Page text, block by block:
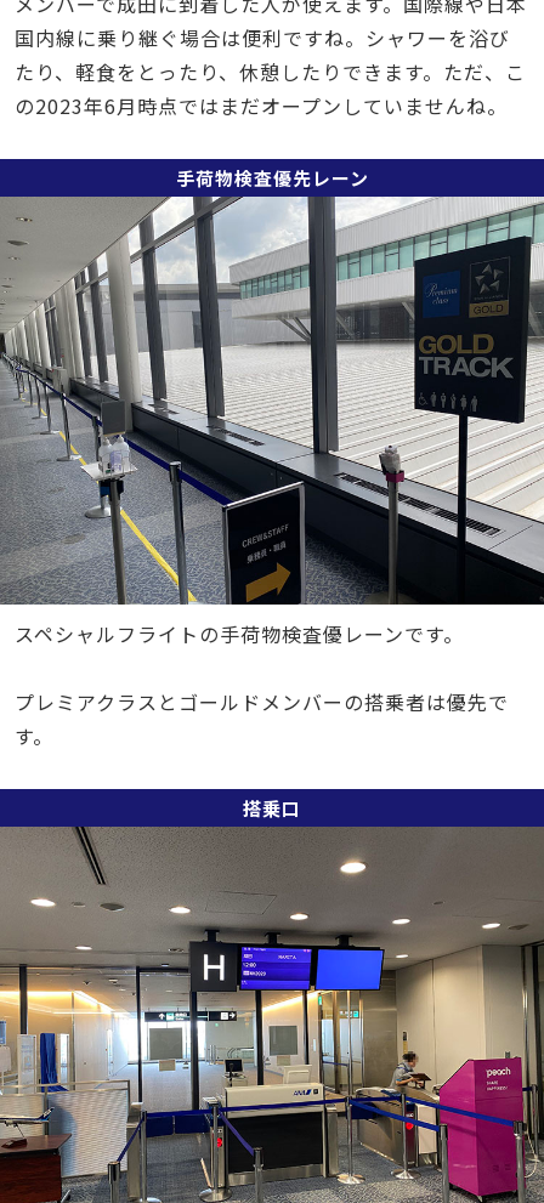
国内線に乗り継ぐ場合は便利ですね。シャワーを浴び
たり、軽食をとったり、休憩したりできます。ただ、こ
の2023年6月時点ではまだオープンしていませんね。
手荷物検査優先レーン
スペシャルフライトの手荷物検査優レーンです。
プレミアクラスとゴールドメンバーの搭乗者は優先で
す。
搭乗口